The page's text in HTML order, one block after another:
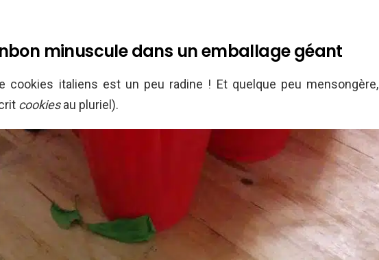
minuscule dans un emballage géant
cookies italiens est un peu radine ! Et quelque peu mensongère,
cookiesau pluriel).